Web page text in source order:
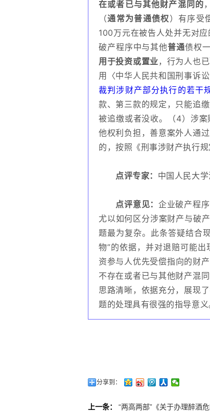
在或者已与其他财产混同的
（通常为普通债权）有序受
100万元在被告人处并无对应
破产程序中与其他普通债权
用于投资或置业 ，行为人也
用〈中华人民共和国刑事诉
裁判涉财产部分执行的若干
款、第三款的规定，只能追
被追缴或者没收。（4）涉
他权利负担，善意案外人通
的，按照《刑事涉财产执行
点评专家： 中国人民大
点评意见：企业破产程
尤以如何区分涉案财产与破
题最为复杂。此条答疑结合
物”的依据，并对退赔可能
资参与人优先受偿指向的财
不存在或者已与其他财产混
思路清晰，依据充分，展现
题的处理具有很强的指导意义
分享到：
上一条： “两高两部”《关于办理醉酒